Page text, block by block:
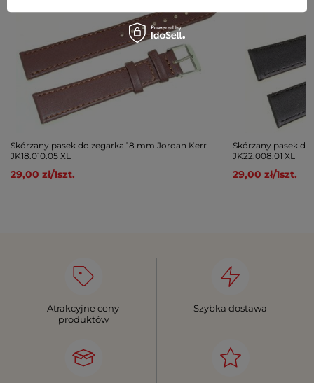
Skórzany pasek do zegarka 18 mm Jordan Kerr
JK18.010.05 XL
29,00 zł/1szt.
Skórzany pasek
JK22.008.01 XL
29,00 zł/1szt.
Atrakcyjne ceny
produktów
Szybka dostawa